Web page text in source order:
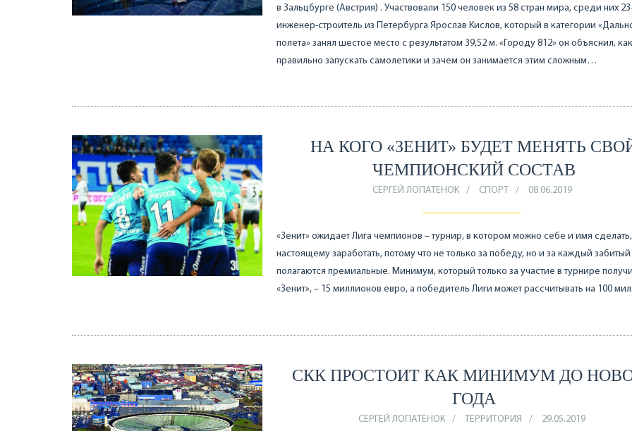
в Зальцбурге (Австрия) . Участвовали 150 человек из 58 стран мира, среди них
инженер-строитель из Петербурга Ярослав Кислов, который в категории
полета» занял шестое место с результатом 39,52 м. «Городу 812» он объяснил, как
правильно запускать самолетики и зачем он занимается этим сложным…
НА КОГО «ЗЕНИТ» БУДЕТ МЕНЯТЬ
ЧЕМПИОНСКИЙ СОСТАВ
СЕРГЕЙ ЛОПАТЕНОК СПОРТ 08.06.2019
«Зенит» ожидает Лига чемпионов – турнир, в котором можно себе и имя
настоящему заработать, потому что не только за победу, но и за каждый забитый
полагаются премиальные. Минимум, который только за участие в турнире
«Зенит», – 15 миллионов евро, а победитель Лиги может рассчитывать на 100
СКК ПРОСТОИТ КАК МИНИМУМ ДО
ГОДА
СЕРГЕЙ ЛОПАТЕНОК ТЕРРИТОРИЯ 29.05.2019